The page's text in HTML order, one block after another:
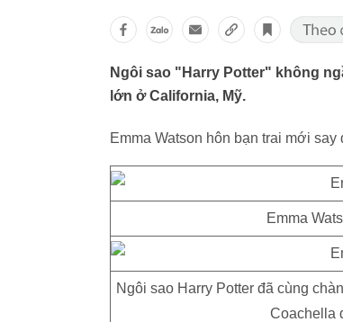
Ngôi sao "Harry Potter" không
lớn ở California, Mỹ.
Emma Watson hôn bạn trai mới say
Emma
Ngôi sao Harry Potter đã cùng
Coachella